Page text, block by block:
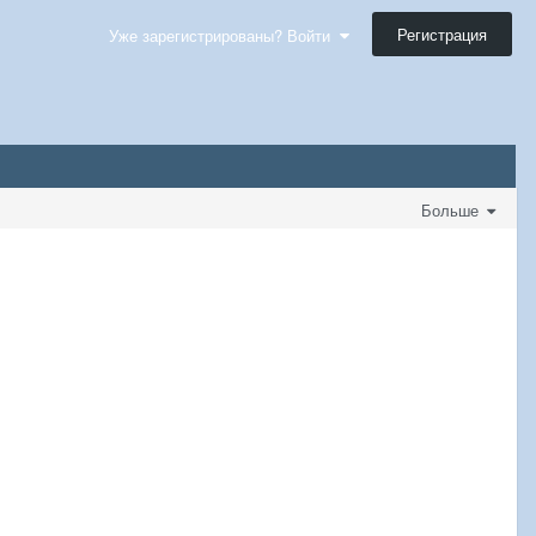
Уже зарегистрированы? Войти Регистрация
Больше